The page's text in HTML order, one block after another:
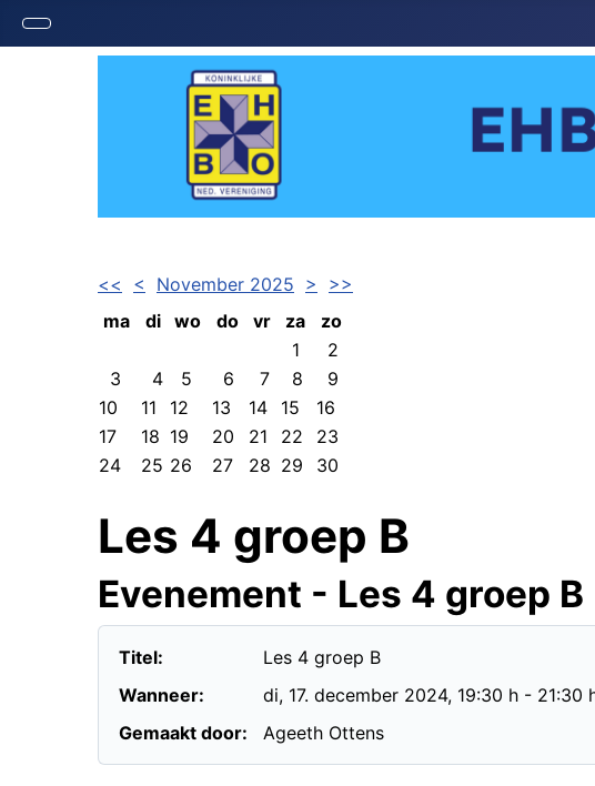
<< < November 2025 >
>>
ma
di wo do vr za
zo
1
2
3
4 5 6 7 8
9
10
11 12 13 14 15
16
17
18 19 20 21 22
23
24
25 26 27 28 29
30
Les 4 groep B
Evenement - Les 4 groep B
Titel:
Les 4 groep B
Wanneer:
di, 17. december 2024, 19:30 h- 21:30
Gemaakt door:
Ageeth Ottens